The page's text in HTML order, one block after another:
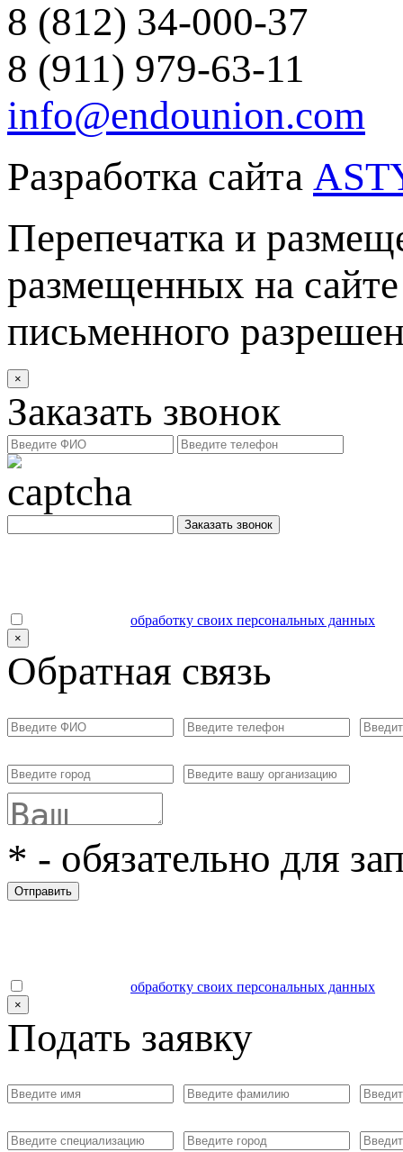
8 (812) 34-000-37
8 (911) 979-63-11
info@endounion.com
Разработка сайта
Перепечатка и
размещенных на
письменного
×
Заказать звонок
Заказать звонок
обработку своих персональных данных
×
Обратная связь
* - обязательно для
Отправить
обработку своих персональных данных
×
Подать заявку